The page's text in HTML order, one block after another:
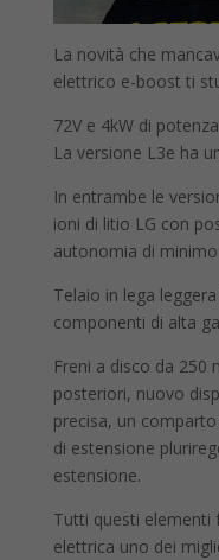
La novità che
elettrico e-boost ti
72V e 4kW di
La versione L3e ha
In entrambe le
ioni di litio LG con
autonomia di
Telaio in lega
componenti di alta
Freni a disco da 250
posteriori, nuovo
precisa, un
di estensione
estensione.
Tutti questi elementi
elettrica uno dei